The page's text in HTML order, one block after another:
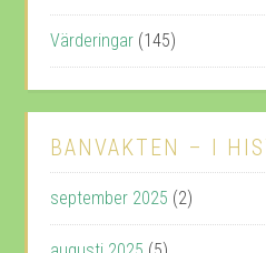
Värderingar (145)
BANVAKTEN – I
september 2025 (2)